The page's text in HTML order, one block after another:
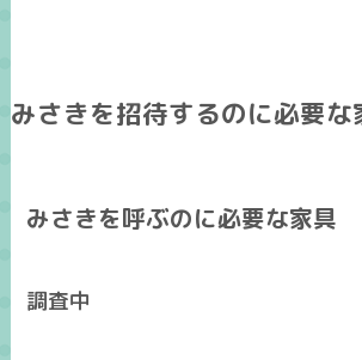
みさきを招待するのに必要な
みさきを呼ぶのに必要な家具
調査中